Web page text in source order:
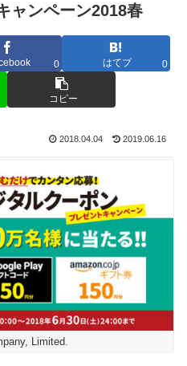
ャンペーン2018春
0 はてブ 0
コピー
2018.04.04 2019.06.16
Limited.